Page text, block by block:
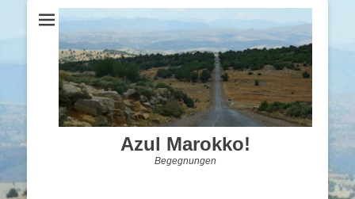
Azul Marokko!
Begegnungen